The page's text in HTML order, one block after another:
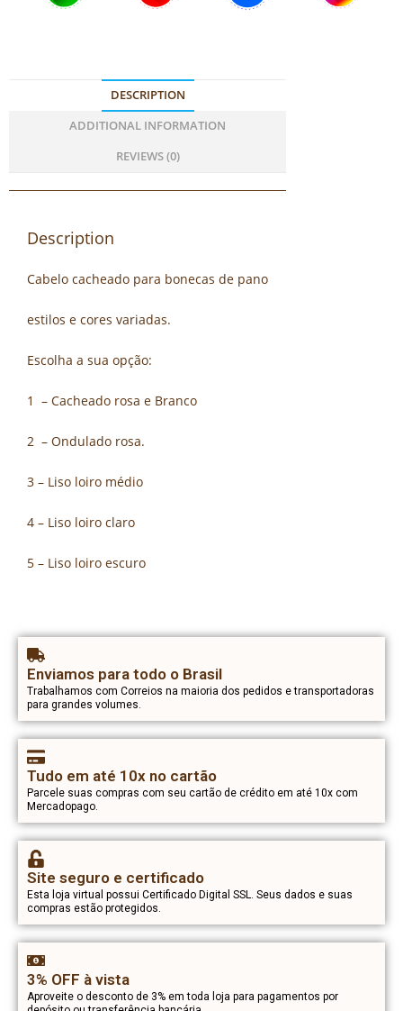
DESCRIPTION
ADDITIONAL INFORMATION
REVIEWS (0)
Description
Cabelo cacheado para bonecas de pano
estilos e cores variadas.
Escolha a sua opção:
1 – Cacheado rosa e Branco
2 – Ondulado rosa.
3 – Liso loiro médio
4 – Liso loiro claro
5 – Liso loiro escuro
Enviamos para todo o Brasil
Trabalhamos com Correios na maioria dos pedidos e transportadoras
para grandes volumes.
Tudo em até 10x no cartão
Parcele suas compras com seu cartão de crédito em até 10x com
Mercadopago.
Site seguro e certificado
Esta loja virtual possui Certificado Digital SSL. Seus dados e suas
compras estão protegidos.
3% OFF à vista
Aproveite o desconto de 3% em toda loja para pagamentos por